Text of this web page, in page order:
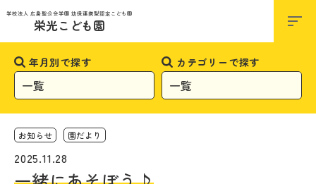
学校法人 広島聖公会学園 幼保連携型認定こども園
栄光こども園 お知らせ
年月別で探す カテゴリーで探す
お知らせ 園だより
2025.11.28